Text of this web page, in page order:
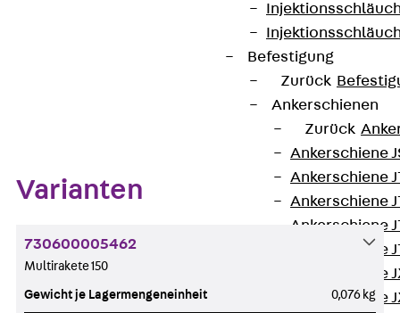
Befestigung
Zurück
Ankerschienen
Zurück
Ankerschiene
Ankerschiene
Ankerschiene
Ankerschiene
Ankerschiene
Ankerschiene
Ankerschiene
Varianten
730600005462
Multirakete 150
Gewicht je Lagermengeneinheit 0,076 kg